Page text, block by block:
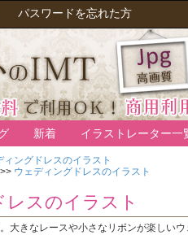
パスワードを忘れた方
新着 イラストレーター一
ィングドレスのイラスト
>> ウェディングドレスのイラスト
スのイラスト
大きなレースや小さなリボンが楽しい